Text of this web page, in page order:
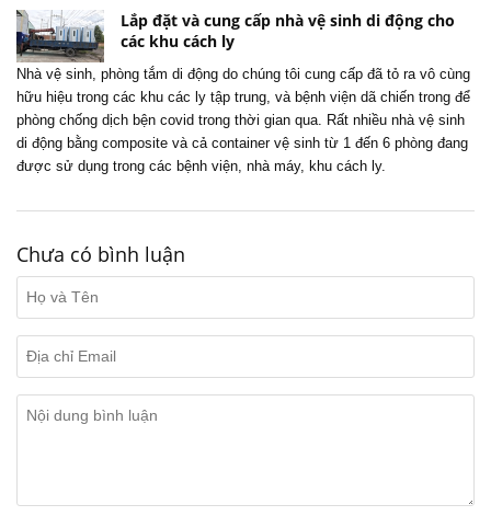
Lắp đặt và cung cấp nhà vệ sinh di động cho
các khu cách ly
Nhà vệ sinh, phòng tắm di động do chúng tôi cung cấp đã tỏ ra vô cùng
hữu hiệu trong các khu các ly tập trung, và bệnh viện dã chiến trong để
phòng chống dịch bện covid trong thời gian qua. Rất nhiều nhà vệ sinh
di động bằng composite và cả container vệ sinh từ 1 đến 6 phòng đang
được sử dụng trong các bệnh viện, nhà máy, khu cách ly.
Chưa có bình luận